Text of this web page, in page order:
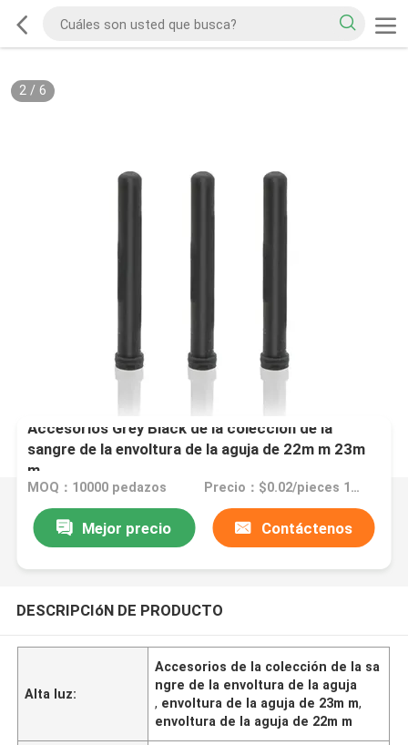
2/ 6
Accesorios Grey Black de la colección de la
sangre de la envoltura de la aguja de 22m m 23m
m
MOQ：10000 pedazos Precio：$0.02/pieces 10000-99999 pieces
Mejor precio Contáctenos
DESCRIPCIóN DE PRODUCTO
Alta luz:
Accesorios de la colección de la sa
ngre de la envoltura de la aguja
, envoltura de la aguja de 23m m,
envoltura de la aguja de 22m m